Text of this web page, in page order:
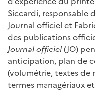
Siccardi, responsable
Journal officiel et
des publications
Journal officiel(JO)
anticipation, plan de
(volumétrie, textes de
termes managériaux